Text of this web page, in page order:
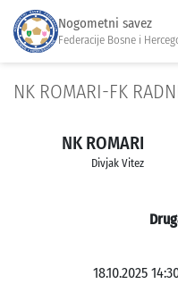
Nogometni savez
Federacije Bosne i
NK ROMARI-FK
NK ROMARI
Divjak Vitez
18.10.2025